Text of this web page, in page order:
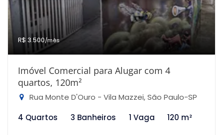
R$ 3.500/mês
Imóvel Comercial para Alugar com 4
quartos, 120m²
Rua Monte D'Ouro - Vila Mazzei, São Paulo-SP
4 Quartos
3 Banheiros 1 Vaga 120 m²